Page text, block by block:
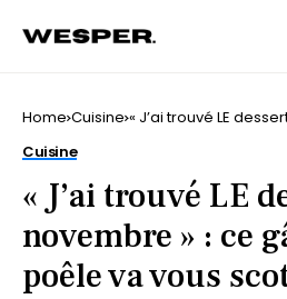
Home Cuisine « J’ai trouvé LE
Cuisine
« J’ai trouvé LE
novembre » : ce
poêle va vous